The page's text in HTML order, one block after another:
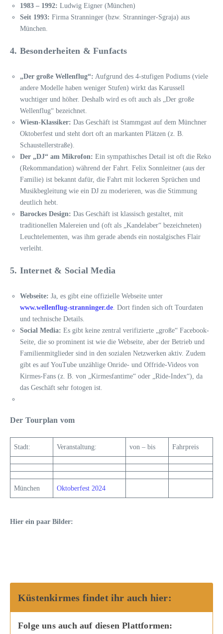
1983 – 1992: Ludwig Eigner (München)
Seit 1993: Firma Stranninger (bzw. Stranninger-Sgraja) aus
München.
4. Besonderheiten & Funfacts
„Der große Wellenflug“: Aufgrund des 4-stufigen Podiums (viele
andere Modelle haben weniger Stufen) wirkt das Karussell
wuchtiger und höher. Deshalb wird es oft auch als „Der große
Wellenflug“ bezeichnet.
Wiesn-Klassiker: Das Geschäft ist Stammgast auf dem Münchner
Oktoberfest und steht dort oft an markanten Plätzen (z. B.
Schaustellerstraße).
Der „DJ“ am Mikrofon: Ein sympathisches Detail ist oft die Reko
(Rekommandation) während der Fahrt. Felix Sonnleitner (aus der
Familie) ist bekannt dafür, die Fahrt mit lockeren Sprüchen und
Musikbegleitung wie ein DJ zu moderieren, was die Stimmung
deutlich hebt.
Barockes Design: Das Geschäft ist klassisch gestaltet, mit
traditionellen Malereien und (oft als „Kandelaber“ bezeichneten)
Leuchtelementen, was ihm gerade abends ein nostalgisches Flair
verleiht.
5. Internet & Social Media
Webseite: Ja, es gibt eine offizielle Webseite unter
www.wellenflug-stranninger.de. Dort finden sich oft Tourdaten
und technische Details.
Social Media: Es gibt keine zentral verifizierte „große“ Facebook-
Seite, die so prominent ist wie die Webseite, aber der Betrieb und
Familienmitglieder sind in den sozialen Netzwerken aktiv. Zudem
gibt es auf YouTube unzählige Onride- und Offride-Videos von
Kirmes-Fans (z. B. von „Kirmesfantime“ oder „Ride-Index“), da
das Geschäft sehr fotogen ist.
Der Tourplan vom
Stadt: Veranstaltung: von – bis Fahrpreis
München Oktoberfest 2024
Hier ein paar Bilder:
Küstenkirmes findet ihr auch hier:
Folge uns auch auf diesen Plattformen: